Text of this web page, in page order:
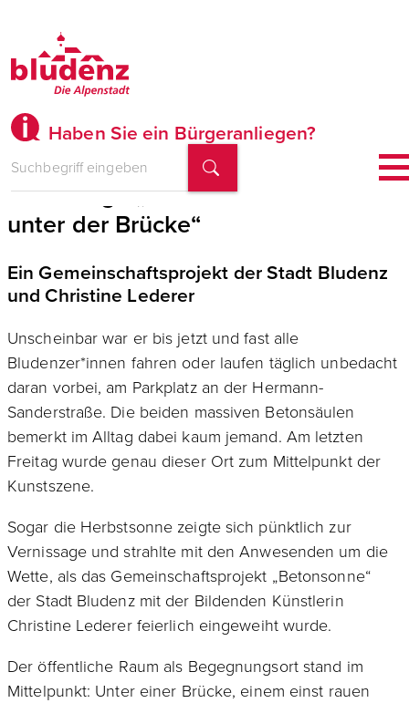
Haben Sie ein Bürgeranliegen?
Vernissage „Betonsonne – Kunst
unter der Brücke“
Ein Gemeinschaftsprojekt der Stadt Bludenz
und Christine Lederer
Unscheinbar war er bis jetzt und fast alle
Bludenzer*innen fahren oder laufen täglich unbedacht
daran vorbei, am Parkplatz an der Hermann-
Sanderstraße. Die beiden massiven Betonsäulen
bemerkt im Alltag dabei kaum jemand. Am letzten
Freitag wurde genau dieser Ort zum Mittelpunkt der
Kunstszene.
Sogar die Herbstsonne zeigte sich pünktlich zur
Vernissage und strahlte mit den Anwesenden um die
Wette, als das Gemeinschaftsprojekt „Betonsonne“
der Stadt Bludenz mit der Bildenden Künstlerin
Christine Lederer feierlich eingeweiht wurde.
Der öffentliche Raum als Begegnungsort stand im
Mittelpunkt: Unter einer Brücke, einem einst rauen